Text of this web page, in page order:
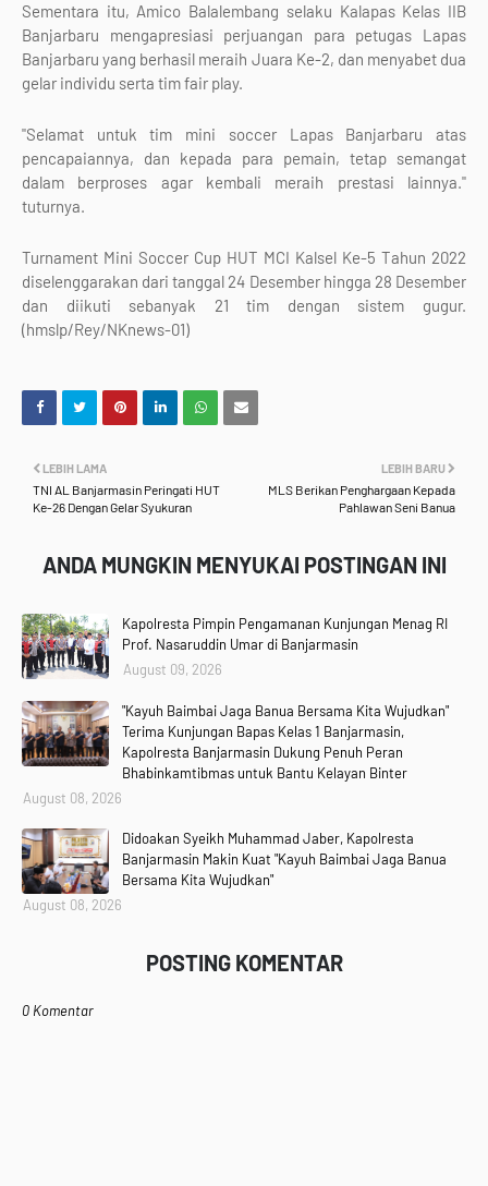
Sementara itu, Amico Balalembang selaku Kalapas Kelas IIB
Banjarbaru mengapresiasi perjuangan para petugas Lapas
Banjarbaru yang berhasil meraih Juara Ke-2, dan menyabet dua
gelar individu serta tim fair play.
"Selamat untuk tim mini soccer Lapas Banjarbaru atas
pencapaiannya, dan kepada para pemain, tetap semangat
dalam berproses agar kembali meraih prestasi lainnya."
tuturnya.
Turnament Mini Soccer Cup HUT MCI Kalsel Ke-5 Tahun 2022
diselenggarakan dari tanggal 24 Desember hingga 28 Desember
dan diikuti sebanyak 21 tim dengan sistem gugur.
(hmslp/Rey/NKnews-01)
LEBIH BARU
MLS Berikan Penghargaan Kepada
Pahlawan Seni Banua
LEBIH LAMA
TNI AL Banjarmasin Peringati HUT
Ke-26 Dengan Gelar Syukuran
ANDA MUNGKIN MENYUKAI POSTINGAN INI
Kapolresta Pimpin Pengamanan Kunjungan Menag RI
Prof. Nasaruddin Umar di Banjarmasin
August 09, 2026
"Kayuh Baimbai Jaga Banua Bersama Kita Wujudkan"
Terima Kunjungan Bapas Kelas 1 Banjarmasin,
Kapolresta Banjarmasin Dukung Penuh Peran
Bhabinkamtibmas untuk Bantu Kelayan Binter
August 08, 2026
Didoakan Syeikh Muhammad Jaber, Kapolresta
Banjarmasin Makin Kuat "Kayuh Baimbai Jaga Banua
Bersama Kita Wujudkan"
August 08, 2026
POSTING KOMENTAR
0 Komentar